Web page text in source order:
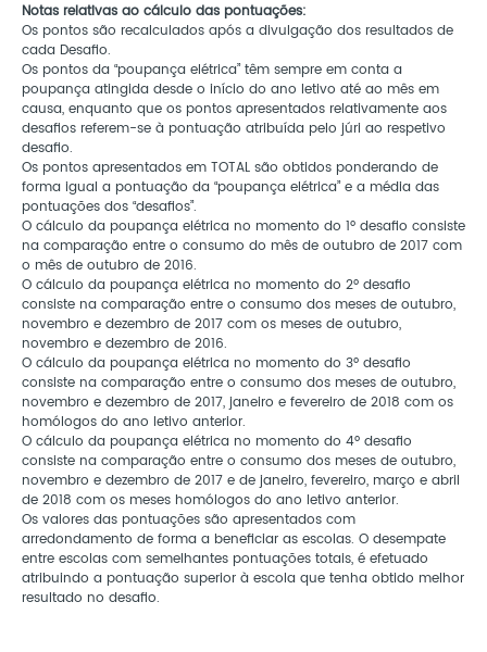
Notas relativas ao cálculo das pontuações:
Os pontos são recalculados após a divulgação dos resultados de
cada Desafio.
Os pontos da “poupança elétrica” têm sempre em conta a
poupança atingida desde o início do ano letivo até ao mês em
causa, enquanto que os pontos apresentados relativamente aos
desafios referem-se à pontuação atribuída pelo júri ao respetivo
desafio.
Os pontos apresentados em TOTAL são obtidos ponderando de
forma igual a pontuação da “poupança elétrica” e a média das
pontuações dos “desafios”.
O cálculo da poupança elétrica no momento do 1º desafio consiste
na comparação entre o consumo do mês de outubro de 2017 com
o mês de outubro de 2016.
O cálculo da poupança elétrica no momento do 2º desafio
consiste na comparação entre o consumo dos meses de outubro,
novembro e dezembro de 2017 com os meses de outubro,
novembro e dezembro de 2016.
O cálculo da poupança elétrica no momento do 3º desafio
consiste na comparação entre o consumo dos meses de outubro,
novembro e dezembro de 2017, janeiro e fevereiro de 2018 com os
homólogos do ano letivo anterior.
O cálculo da poupança elétrica no momento do 4º desafio
consiste na comparação entre o consumo dos meses de outubro,
novembro e dezembro de 2017 e de janeiro, fevereiro, março e abril
de 2018 com os meses homólogos do ano letivo anterior.
Os valores das pontuações são apresentados com
arredondamento de forma a beneficiar as escolas. O desempate
entre escolas com semelhantes pontuações totais, é efetuado
atribuindo a pontuação superior à escola que tenha obtido melhor
resultado no desafio.